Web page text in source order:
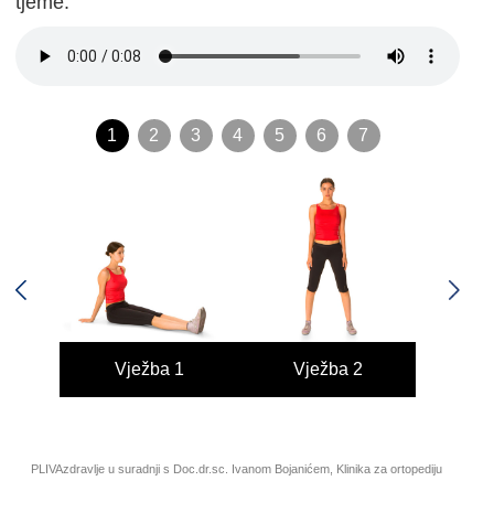
1 2 3 4 5 6 7
Vježba 1 Vježba 2
PLIVAzdravlje u suradnji s Doc.dr.sc. Ivanom Bojanićem, Klinika za ortopediju